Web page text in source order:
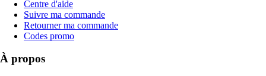
Centre d'aide
Suivre ma commande
Retourner ma commande
Codes promo
À propos